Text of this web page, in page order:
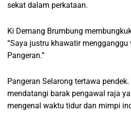
sekat dalam perkataan.
Ki Demang Brumbung
“Saya justru khawatir
Pangeran.”
Pangeran Selarong tertawa
mendatangi barak pengawal raja
mengenal waktu tidur dan mimpi